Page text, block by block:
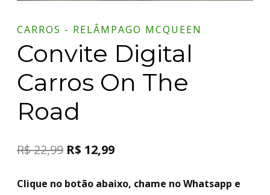
CARROS - RELÂMPAGO MCQUEEN
Convite Digital
Carros On The
Road
R$22,99 R$ 12,99
Clique no botão abaixo, chame no Whatsapp e